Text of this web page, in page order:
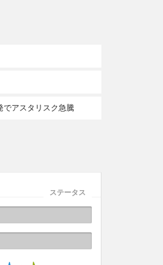
でアスタリスク急騰
ステータス